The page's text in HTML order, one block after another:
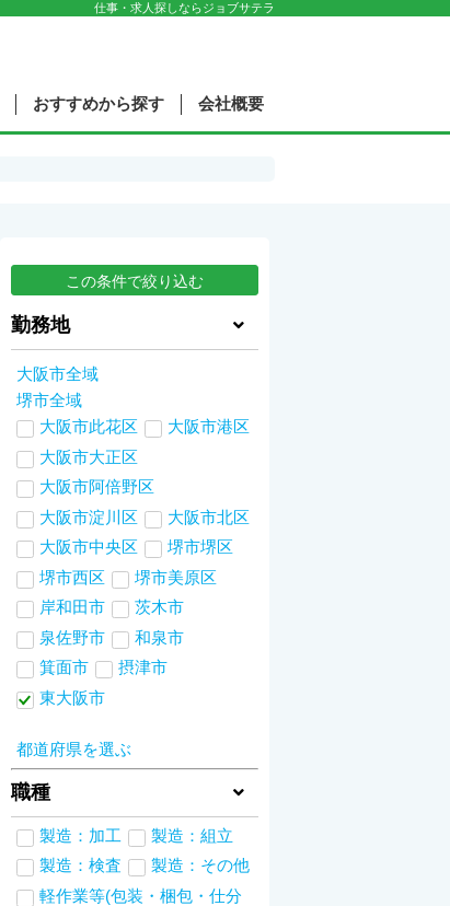
仕事・求人探しならジョブサテラ
おすすめから探す 会社概要
勤務地
大阪市全域
堺市全域
大阪市此花区
大阪市港区
大阪市大正区
大阪市阿倍野区
大阪市淀川区
大阪市北区
大阪市中央区
堺市堺区
堺市西区
堺市美原区
岸和田市
茨木市
泉佐野市
和泉市
箕面市
摂津市
東大阪市
都道府県を選ぶ
職種
製造：加工
製造：組立
製造：検査
製造：その他
軽作業等(包装・梱包・仕分